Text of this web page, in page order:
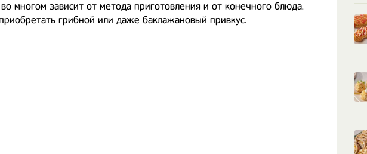
многом зависит от метода приготовления и от конечного блюда.
грибной или даже баклажановый привкус.